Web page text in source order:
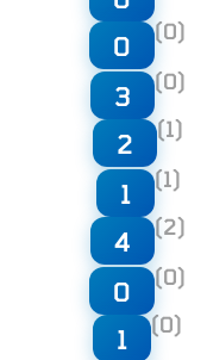
0 (0)
3 (0)
2 (1)
1 (1)
4 (2)
0 (0)
1 (0)